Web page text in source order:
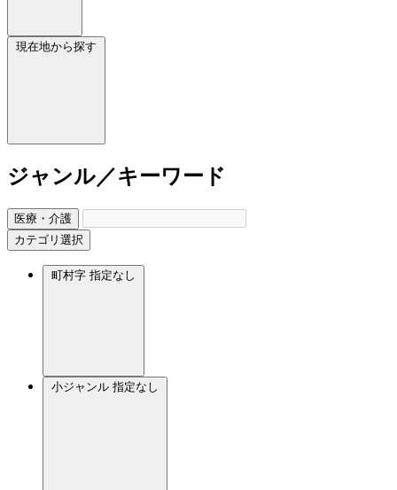
現在地から探す
ジャンル／キーワード
医療・介護
カテゴリ選択
町村字 指定なし
小ジャンル 指定なし